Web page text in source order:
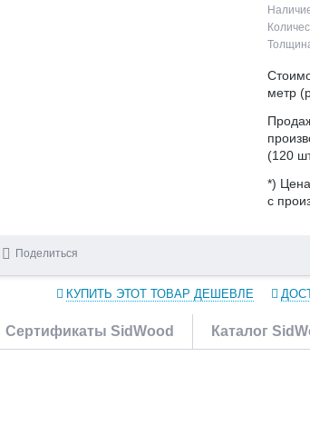
метр
(120
*) Цена
с
Поделиться
КУПИТЬ ЭТОТ ТОВАР ДЕШЕВЛЕ
Сертификаты SidWood Каталог